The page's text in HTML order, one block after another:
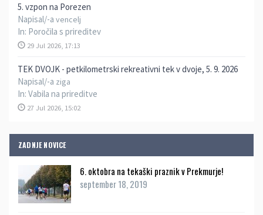
5. vzpon na Porezen
Napisal/-a vencelj
In: Poročila s prireditev
29 Jul 2026, 17:13
TEK DVOJK - petkilometrski rekreativni tek v dvoje, 5. 9. 2026
Napisal/-a ziga
In: Vabila na prireditve
27 Jul 2026, 15:02
ZADNJE NOVICE
6. oktobra na tekaški praznik v Prekmurje!
september 18, 2019